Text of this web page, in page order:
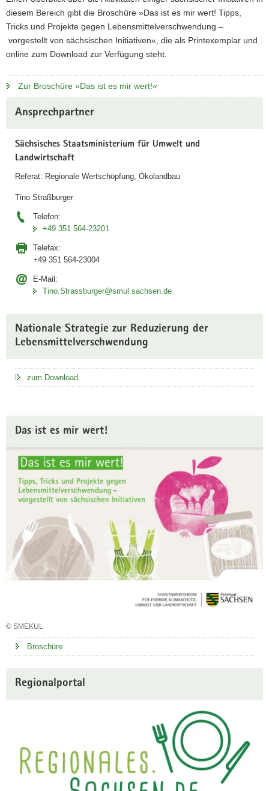
diesem Bereich gibt die Broschüre »Das ist es mir wert! Tipps,
Tricks und Projekte gegen Lebensmittelverschwendung –
vorgestellt von sächsischen Initiativen«, die als Printexemplar und
online zum Download zur Verfügung steht.
Zur Broschüre »Das ist es mir wert!«
Information
Ansprechpartner
Sächsisches Staatsministerium für Umwelt und
Landwirtschaft
Referat: Regionale Wertschöpfung, Ökolandbau
Tino Straßburger
Telefon:
+49 351 564-23201
Telefax:
+49 351 564-23004
E-Mail:
Tino.Strassburger@smul.sachsen.de
Nationale Strategie zur Reduzierung der
Lebensmittelverschwendung
zum Download
Das ist es mir wert!
© SMEKUL
Broschüre
Regionalportal